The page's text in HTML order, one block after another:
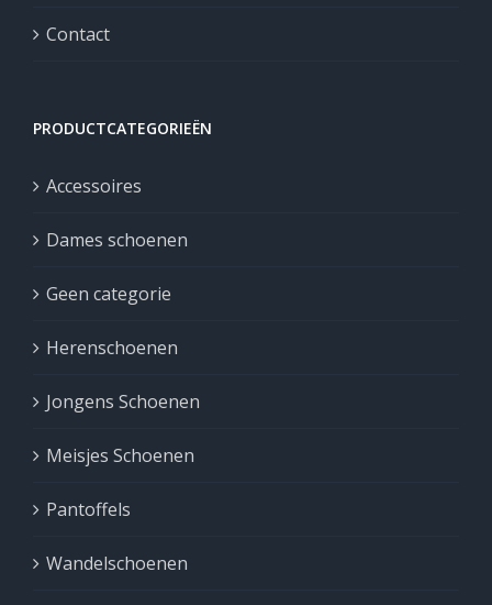
Contact
PRODUCTCATEGORIEËN
Accessoires
Dames schoenen
Geen categorie
Herenschoenen
Jongens Schoenen
Meisjes Schoenen
Pantoffels
Wandelschoenen